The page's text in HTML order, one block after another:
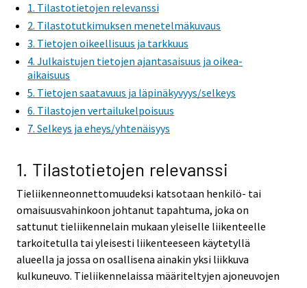
1. Tilastotietojen relevanssi
2. Tilastotutkimuksen menetelmäkuvaus
3. Tietojen oikeellisuus ja tarkkuus
4. Julkaistujen tietojen ajantasaisuus ja oikea-
aikaisuus
5. Tietojen saatavuus ja läpinäkyvyys/selkeys
6. Tilastojen vertailukelpoisuus
7. Selkeys ja eheys/yhtenäisyys
1. Tilastotietojen relevanssi
Tieliikenneonnettomuudeksi katsotaan henkilö- tai
omaisuusvahinkoon johtanut tapahtuma, joka on
sattunut tieliikennelain mukaan yleiselle liikenteelle
tarkoitetulla tai yleisesti liikenteeseen käytetyllä
alueella ja jossa on osallisena ainakin yksi liikkuva
kulkuneuvo. Tieliikennelaissa määriteltyjen ajoneuvojen